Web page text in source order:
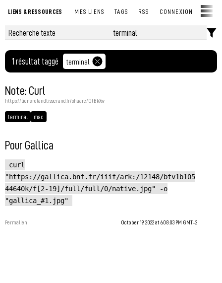
LIENS & RESSOURCES MES LIENS TAGS RSS CONNEXION
1 résultat taggé terminal
Note: Curl
https://liens.rolandtisserand.fr/shaare/OtBkXw
terminal mac
Pour Gallica
curl
"https://gallica.bnf.fr/iiif/ark:/12148/btv1b105
44640k/f[2-19]/full/full/0/native.jpg" -o
"gallica_#1.jpg"
Permalien October 19, 2022 at 6:08:03 PM GMT+2